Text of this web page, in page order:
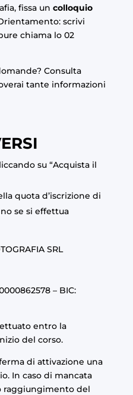
fissa un colloquio
scrivi
chiama lo 02
Consulta
tante informazioni
su “Acquista il
quota d’iscrizione di
se si effettua
SRL
– BIC:
entro la
del corso.
di attivazione una
In caso di mancata
raggiungimento del